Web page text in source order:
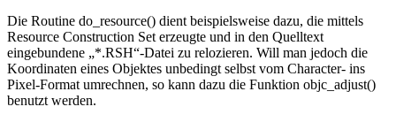
Die Routine do_resource() dient beispielsweise dazu, die mittels
Resource Construction Set erzeugte und in den Quelltext
eingebundene „*.RSH“-Datei zu relozieren. Will man jedoch die
Koordinaten eines Objektes unbedingt selbst vom Character- ins
Pixel-Format umrechnen, so kann dazu die Funktion objc_adjust()
benutzt werden.